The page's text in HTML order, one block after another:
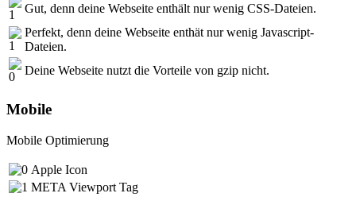
Gut, denn deine Webseite enthält nur wenig CSS-Dateien.
Perfekt, denn deine Webseite enthät nur wenig Javascript-
Dateien.
Deine Webseite nutzt die Vorteile von gzip nicht.
Mobile
Mobile Optimierung
Apple Icon
META Viewport Tag